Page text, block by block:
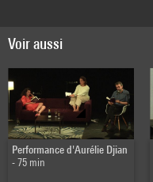
Voir aussi
Performance d'Aurélie Djian
- 75 min